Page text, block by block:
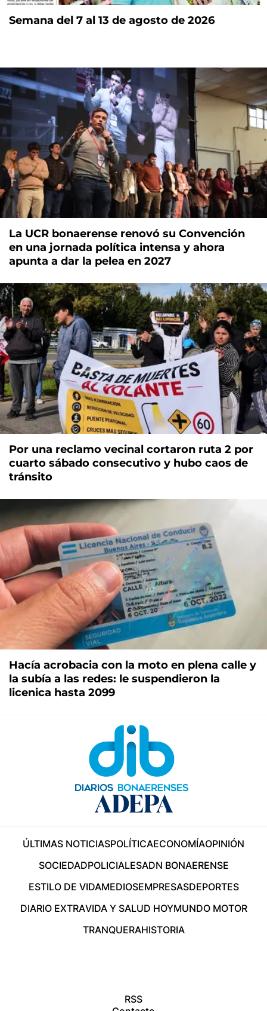
Semana del 7 al 13 de agosto de 2026
La UCR bonaerense renovó su Convención
en una jornada política intensa y ahora
apunta a dar la pelea en 2027
Por una reclamo vecinal cortaron ruta 2 por
cuarto sábado consecutivo y hubo caos de
tránsito
Hacía acrobacia con la moto en plena calle y
la subía a las redes: le suspendieron la
licenica hasta 2099
ÚLTIMAS NOTICIASPOLÍTICAECONOMÍAOPINIÓN
SOCIEDADPOLICIALESADN BONAERENSE
ESTILO DE VIDAMEDIOSEMPRESASDEPORTES
DIARIO EXTRAVIDA Y SALUD HOYMUNDO MOTOR
TRANQUERAHISTORIA
RSS